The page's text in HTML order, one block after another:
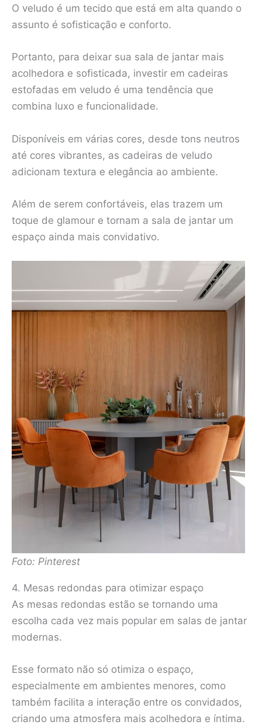
O veludo é um tecido que está em alta quando o
assunto é sofisticação e conforto.
Portanto, para deixar sua sala de jantar mais
acolhedora e sofisticada, investir em cadeiras
estofadas em veludo é uma tendência que
combina luxo e funcionalidade.
Disponíveis em várias cores, desde tons neutros
até cores vibrantes, as cadeiras de veludo
adicionam textura e elegância ao ambiente.
Além de serem confortáveis, elas trazem um
toque de glamour e tornam a sala de jantar um
espaço ainda mais convidativo.
Foto: Pinterest
4. Mesas redondas para otimizar espaço
As mesas redondas estão se tornando uma
escolha cada vez mais popular em salas de jantar
modernas.
Esse formato não só otimiza o espaço,
especialmente em ambientes menores, como
também facilita a interação entre os convidados,
criando uma atmosfera mais acolhedora e íntima.